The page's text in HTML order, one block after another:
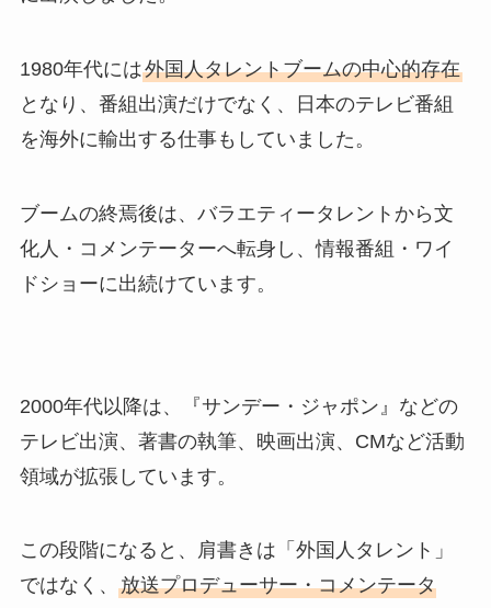
1980年代には外国人タレントブームの中心的存在
となり、番組出演だけでなく、日本のテレビ番組
を海外に輸出する仕事もしていました。
ブームの終焉後は、バラエティータレントから文
化人・コメンテーターへ転身し、情報番組・ワイ
ドショーに出続けています。
2000年代以降は、『サンデー・ジャポン』などの
テレビ出演、著書の執筆、映画出演、CMなど活動
領域が拡張しています。
この段階になると、肩書きは「外国人タレント」
ではなく、 放送プロデューサー・コメンテータ